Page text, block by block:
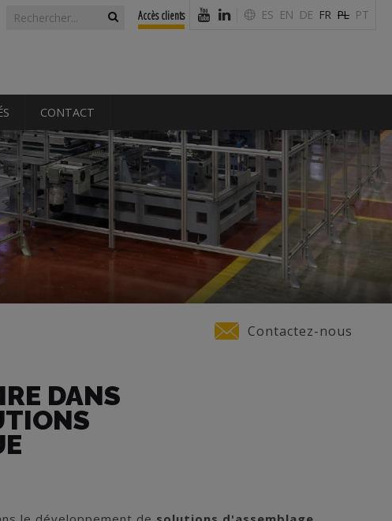
Formulaire de
recherche
Rechercher Accès clients ES EN DE FR PL PT
CONTACT
Contactez-nous
DANS